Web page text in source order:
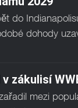
do
dohody
zákulisí
mezi